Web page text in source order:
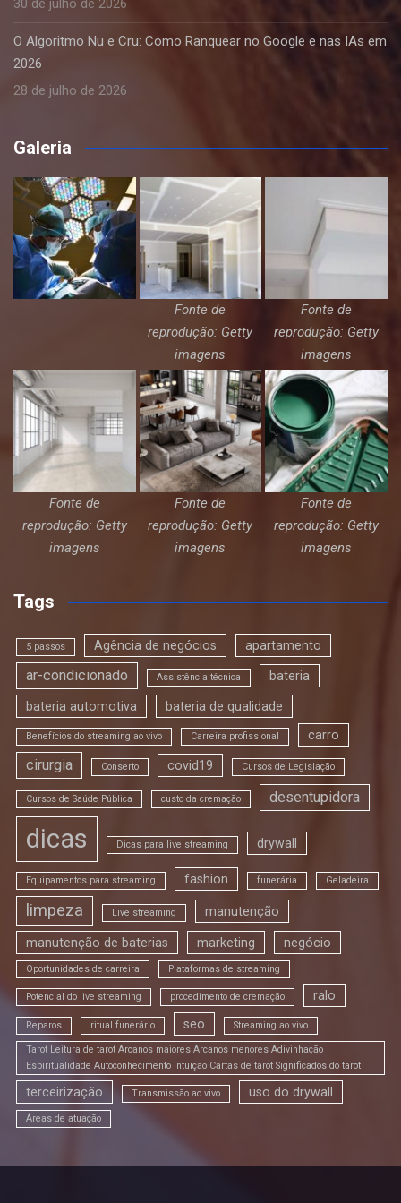
30 de julho de 2026
O Algoritmo Nu e Cru: Como Ranquear no Google e nas IAs em
2026
28 de julho de 2026
Galeria
Fonte de
reprodução: Getty
imagens
Fonte de
reprodução: Getty
imagens
Fonte de
reprodução: Getty
imagens
Fonte de
reprodução: Getty
imagens
Fonte de
reprodução: Getty
imagens
Tags
5 passos Agência de negócios apartamento
ar-condicionado Assistência técnica bateria
bateria automotiva bateria de qualidade
Benefícios do streaming ao vivo Carreira profissional carro
cirurgia Conserto covid19 Cursos de Legislação
Cursos de Saúde Pública custo da cremação desentupidora
dicas Dicas para live streaming drywall
Equipamentos para streaming fashion funerária Geladeira
limpeza Live streaming manutenção
manutenção de baterias marketing negócio
Oportunidades de carreira Plataformas de streaming
Potencial do live streaming procedimento de cremação ralo
Reparos ritual funerário seo Streaming ao vivo
Tarot Leitura de tarot Arcanos maiores Arcanos menores Adivinhação
Espiritualidade Autoconhecimento Intuição Cartas de tarot Significados do tarot
terceirização Transmissão ao vivo uso do drywall
Áreas de atuação